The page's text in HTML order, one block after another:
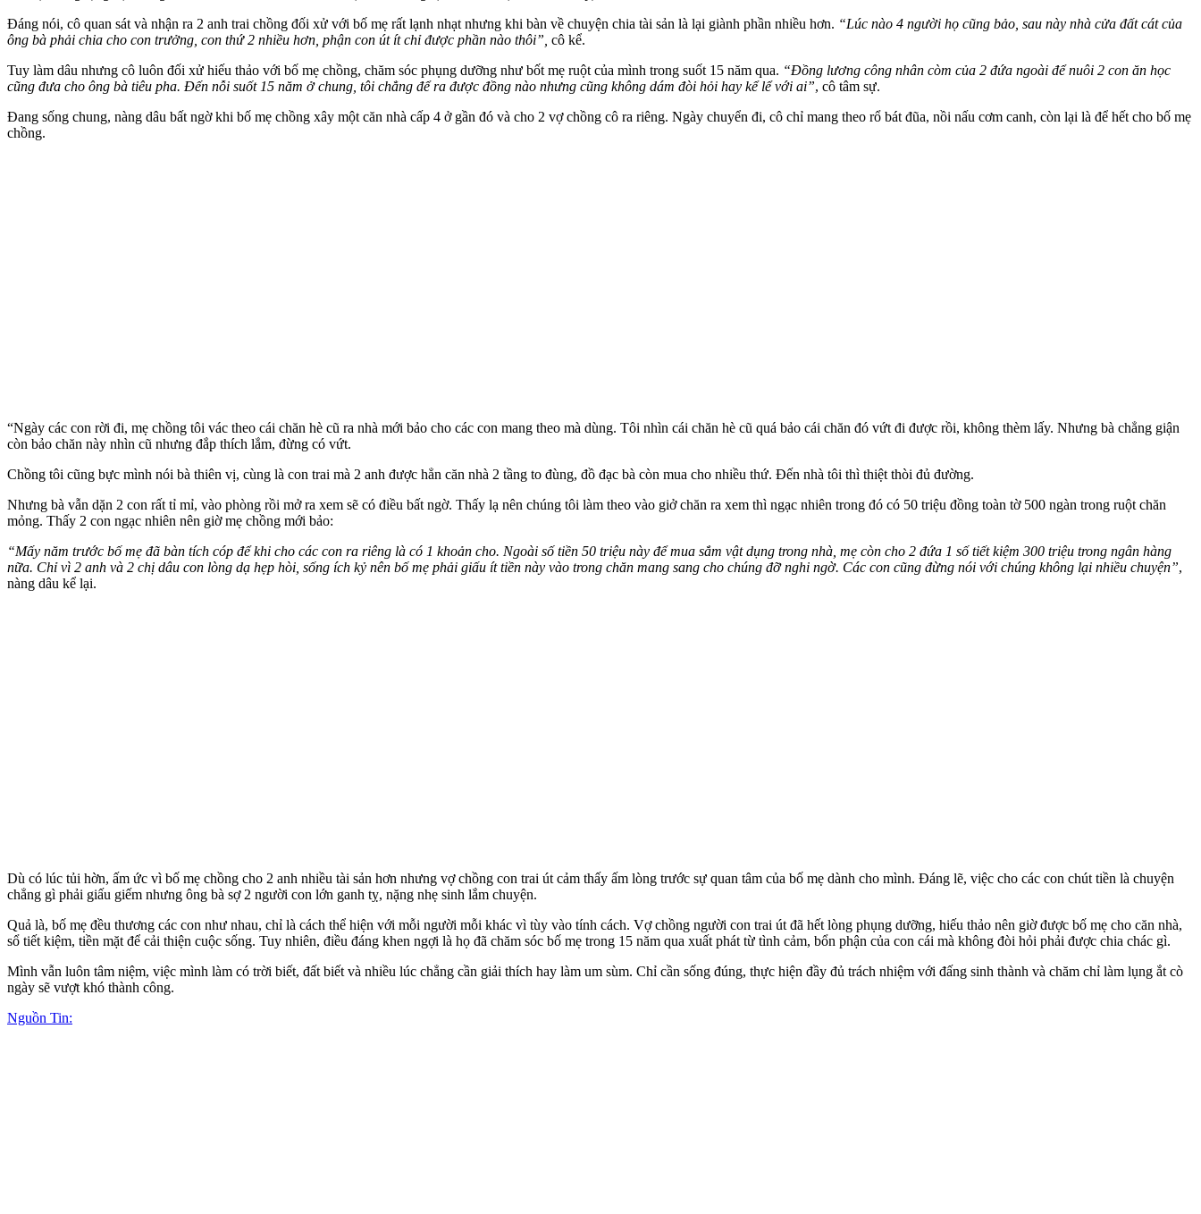
Đáng nói, cô quan sát và nhận ra 2 anh trai chồng đối xử với bố mẹ rất lạnh nhạt nhưng khi bàn về chuyện chia tài sản là lại giành phần nhiều hơn. “Lúc nào 4 người họ cũng bảo, sau này nhà cửa đất cát của
ông bà phải chia cho con trưởng, con thứ 2 nhiều hơn, phận con út ít chỉ được phần nào thôi”, cô kể.
Tuy làm dâu nhưng cô luôn đối xử hiếu thảo với bố mẹ chồng, chăm sóc phụng dưỡng như bốt mẹ ruột của mình trong suốt 15 năm qua. “Đồng lương công nhân còm của 2 đứa ngoài để nuôi 2 con ăn học
cũng đưa cho ông bà tiêu pha. Đến nỗi suốt 15 năm ở chung, tôi chẳng để ra được đồng nào nhưng cũng không dám đòi hỏi hay kể lể với ai”, cô tâm sự.
Đang sống chung, nàng dâu bất ngờ khi bố mẹ chồng xây một căn nhà cấp 4 ở gần đó và cho 2 vợ chồng cô ra riêng. Ngày chuyển đi, cô chỉ mang theo rổ bát đũa, nồi nấu cơm canh, còn lại là để hết cho bố mẹ
chồng.
“Ngày các con rời đi, mẹ chồng tôi vác theo cái chăn hè cũ ra nhà mới bảo cho các con mang theo mà dùng. Tôi nhìn cái chăn hè cũ quá bảo cái chăn đó vứt đi được rồi, không thèm lấy. Nhưng bà chẳng giận
còn bảo chăn này nhìn cũ nhưng đắp thích lắm, đừng có vứt.
Chồng tôi cũng bực mình nói bà thiên vị, cùng là con trai mà 2 anh được hẳn căn nhà 2 tầng to đùng, đồ đạc bà còn mua cho nhiều thứ. Đến nhà tôi thì thiệt thòi đủ đường.
Nhưng bà vẫn dặn 2 con rất tỉ mỉ, vào phòng rồi mở ra xem sẽ có điều bất ngờ. Thấy lạ nên chúng tôi làm theo vào giở chăn ra xem thì ngạc nhiên trong đó có 50 triệu đồng toàn tờ 500 ngàn trong ruột chăn
mỏng. Thấy 2 con ngạc nhiên nên giờ mẹ chồng mới bảo:
“Mấy năm trước bố mẹ đã bàn tích cóp để khi cho các con ra riêng là có 1 khoản cho. Ngoài số tiền 50 triệu này để mua sắm vật dụng trong nhà, mẹ còn cho 2 đứa 1 số tiết kiệm 300 triệu trong ngân hàng
nữa. Chỉ vì 2 anh và 2 chị dâu con lòng dạ hẹp hòi, sống ích kỷ nên bố mẹ phải giấu ít tiền này vào trong chăn mang sang cho chúng đỡ nghi ngờ. Các con cũng đừng nói với chúng không lại nhiều chuyện”,
nàng dâu kể lại.
Dù có lúc tủi hờn, ấm ức vì bố mẹ chồng cho 2 anh nhiều tài sản hơn nhưng vợ chồng con trai út cảm thấy ấm lòng trước sự quan tâm của bố mẹ dành cho mình. Đáng lẽ, việc cho các con chút tiền là chuyện
chẳng gì phải giấu giếm nhưng ông bà sợ 2 người con lớn ganh tỵ, nặng nhẹ sinh lắm chuyện.
Quả là, bố mẹ đều thương các con như nhau, chỉ là cách thể hiện với mỗi người mỗi khác vì tùy vào tính cách. Vợ chồng người con trai út đã hết lòng phụng dưỡng, hiếu thảo nên giờ được bố mẹ cho căn nhà,
sổ tiết kiệm, tiền mặt để cải thiện cuộc sống. Tuy nhiên, điều đáng khen ngợi là họ đã chăm sóc bố mẹ trong 15 năm qua xuất phát từ tình cảm, bổn phận của con cái mà không đòi hỏi phải được chia chác gì.
Mình vẫn luôn tâm niệm, việc mình làm có trời biết, đất biết và nhiều lúc chẳng cần giải thích hay làm um sùm. Chỉ cần sống đúng, thực hiện đầy đủ trách nhiệm với đấng sinh thành và chăm chỉ làm lụng ắt cò
ngày sẽ vượt khó thành công.
Nguồn Tin: